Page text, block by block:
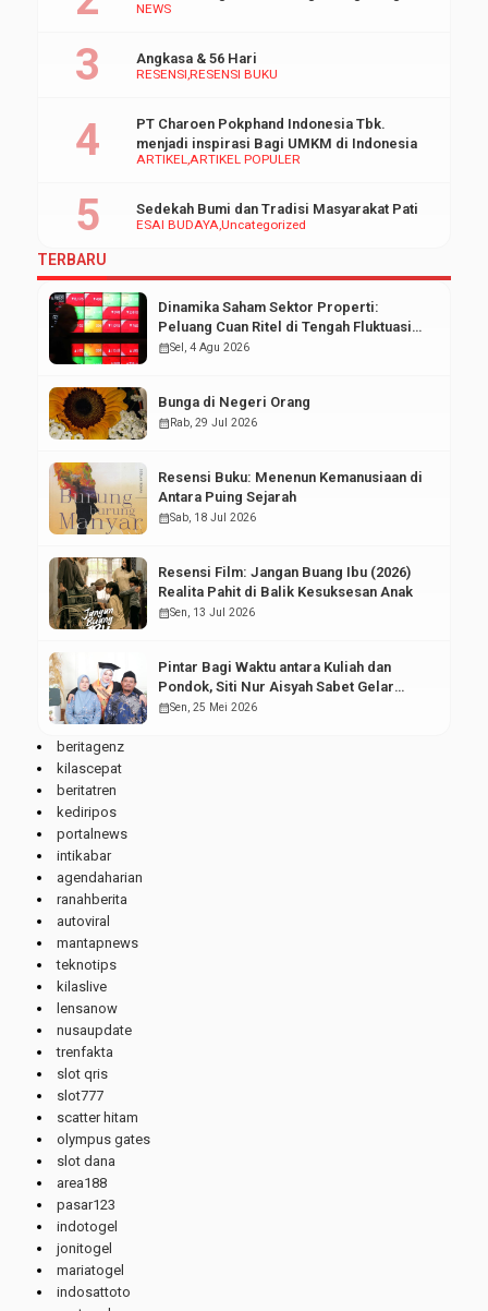
sebagai wujud inspirasi dalam
NEWS
RESENSI RESENSI BUKU
Angkasa & 56 Hari
ARTIKELARTIKEL POPULER
PT Charoen Pokphand Indonesia Tbk.
menjadi inspirasi Bagi UMKM di Indonesia
ESAI BUDAYAUncategorized
Sedekah Bumi dan Tradisi Masyarakat Pati
TERBARU
Dinamika Saham Sektor Properti:
Peluang Cuan Ritel di Tengah Fluktuasi
Pasar Modal
calendar_monthSel, 4 Agu 2026
Bunga di Negeri Orang
calendar_monthRab, 29 Jul 2026
Resensi Buku: Menenun Kemanusiaan di
Antara Puing Sejarah
calendar_monthSab, 18 Jul 2026
Resensi Film: Jangan Buang Ibu (2026)
Realita Pahit di Balik Kesuksesan Anak
calendar_monthSen, 13 Jul 2026
Pintar Bagi Waktu antara Kuliah dan
Pondok, Siti Nur Aisyah Sabet Gelar
Wisudawan Terbaik
calendar_monthSen, 25 Mei 2026
beritagenz
kilascepat
beritatren
kediripos
portalnews
intikabar
agendaharian
ranahberita
autoviral
mantapnews
teknotips
kilaslive
lensanow
nusaupdate
trenfakta
slot qris
slot777
scatter hitam
olympus gates
slot dana
area188
pasar123
indotogel
jonitogel
mariatogel
indosattoto